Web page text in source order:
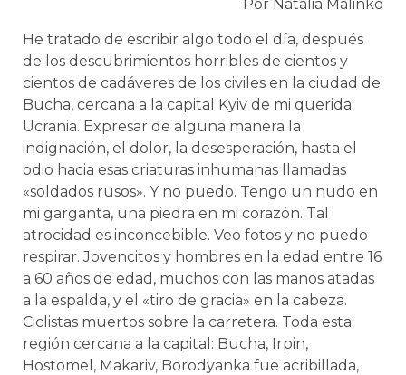
Por Natalia Malinko
He tratado de escribir algo todo el día, después
de los descubrimientos horribles de cientos y
cientos de cadáveres de los civiles en la ciudad de
Bucha, cercana a la capital Kyiv de mi querida
Ucrania. Expresar de alguna manera la
indignación, el dolor, la desesperación, hasta el
odio hacia esas criaturas inhumanas llamadas
«soldados rusos». Y no puedo. Tengo un nudo en
mi garganta, una piedra en mi corazón. Tal
atrocidad es inconcebible. Veo fotos y no puedo
respirar. Jovencitos y hombres en la edad entre 16
a 60 años de edad, muchos con las manos atadas
a la espalda, y el «tiro de gracia» en la cabeza.
Ciclistas muertos sobre la carretera. Toda esta
región cercana a la capital: Bucha, Irpin,
Hostomel, Makariv, Borodyanka fue acribillada,